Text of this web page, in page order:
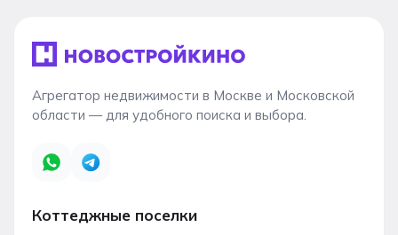
Агрегатор недвижимости в Москве и Московской
области — для удобного поиска и выбора.
Коттеджные поселки